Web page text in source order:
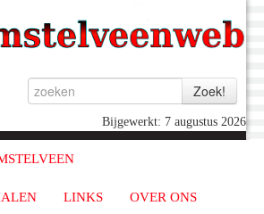
Bijgewerkt: 7 augustus 2026
LINKS OVER ONS